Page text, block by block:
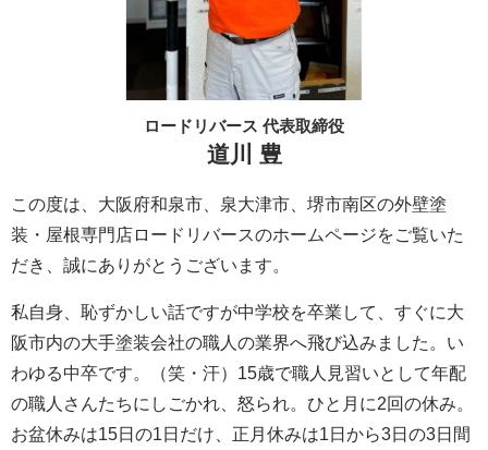
ロードリバース 代表取締役
道川 豊
この度は、大阪府和泉市、泉大津市、堺市南区の外壁塗
装・屋根専門店ロードリバースのホームページをご覧いた
だき、誠にありがとうございます。
私自身、恥ずかしい話ですが中学校を卒業して、すぐに大
阪市内の大手塗装会社の職人の業界へ飛び込みました。い
わゆる中卒です。（笑・汗）15歳で職人見習いとして年配
の職人さんたちにしごかれ、怒られ。ひと月に2回の休み。
お盆休みは15日の1日だけ、正月休みは1日から3日の3日間